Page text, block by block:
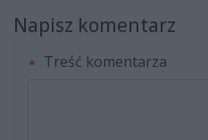
Napisz komentarz
Treść komentarza